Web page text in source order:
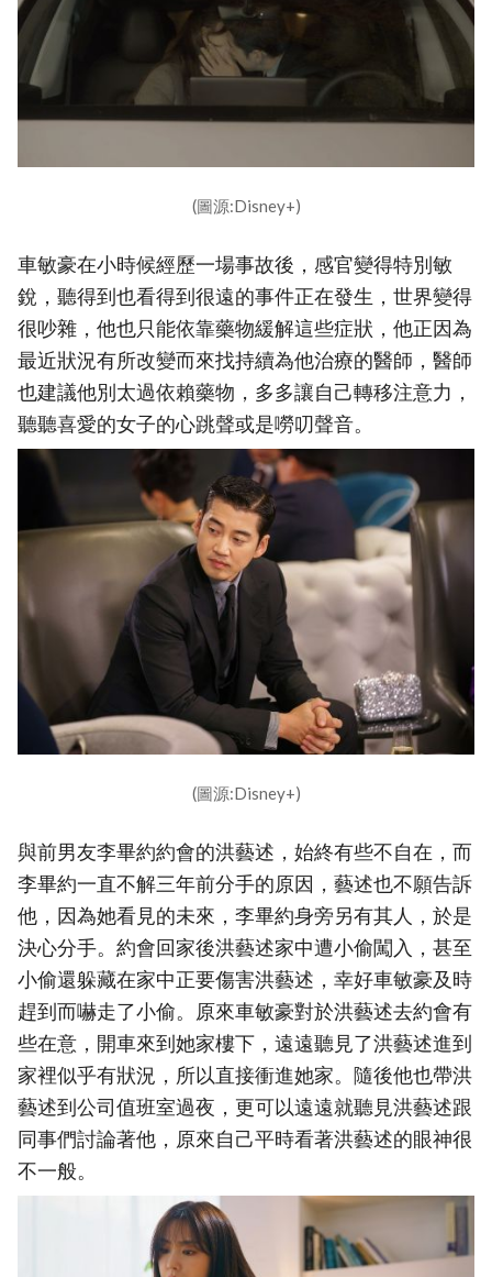
(圖源:Disney+)
車敏豪在小時候經歷一場事故後，感官變得特別敏
銳，聽得到也看得到很遠的事件正在發生，世界變得
很吵雜，他也只能依靠藥物緩解這些症狀，他正因為
最近狀況有所改變而來找持續為他治療的醫師，醫師
也建議他別太過依賴藥物，多多讓自己轉移注意力，
聽聽喜愛的女子的心跳聲或是嘮叨聲音。
(圖源:Disney+)
與前男友李畢約約會的洪藝述，始終有些不自在，而
李畢約一直不解三年前分手的原因，藝述也不願告訴
他，因為她看見的未來，李畢約身旁另有其人，於是
決心分手。約會回家後洪藝述家中遭小偷闖入，甚至
小偷還躲藏在家中正要傷害洪藝述，幸好車敏豪及時
趕到而嚇走了小偷。原來車敏豪對於洪藝述去約會有
些在意，開車來到她家樓下，遠遠聽見了洪藝述進到
家裡似乎有狀況，所以直接衝進她家。隨後他也帶洪
藝述到公司值班室過夜，更可以遠遠就聽見洪藝述跟
同事們討論著他，原來自己平時看著洪藝述的眼神很
不一般。